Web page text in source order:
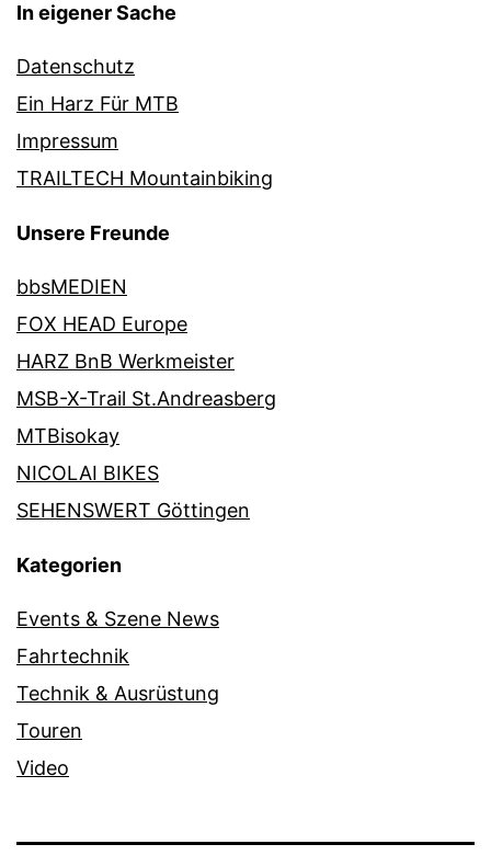
In eigener Sache
Datenschutz
Ein Harz Für MTB
Impressum
TRAILTECH Mountainbiking
Unsere Freunde
bbsMEDIEN
FOX HEAD Europe
HARZ BnB Werkmeister
MSB-X-Trail St.Andreasberg
MTBisokay
NICOLAI BIKES
SEHENSWERT Göttingen
Kategorien
Events & Szene News
Fahrtechnik
Technik & Ausrüstung
Touren
Video